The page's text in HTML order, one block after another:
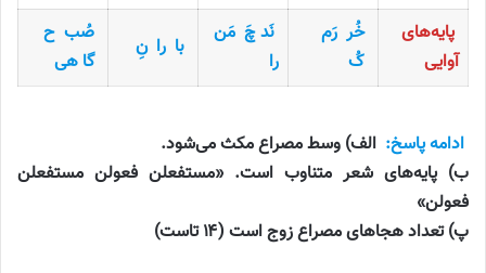
پایه‌های
آوایی
خُر رَم
کُ
نَد چَ مَن
را
با را نِ
صُب ح
گا هی
ادامه پاسخ: الف) وسط مصراع مکث می‌شود.
ب) پایه‌های شعر متناوب است. «مستفعلن فعولن مستفعلن
فعولن»
پ) تعداد هجاهای مصراع زوج است (۱۴ تاست)